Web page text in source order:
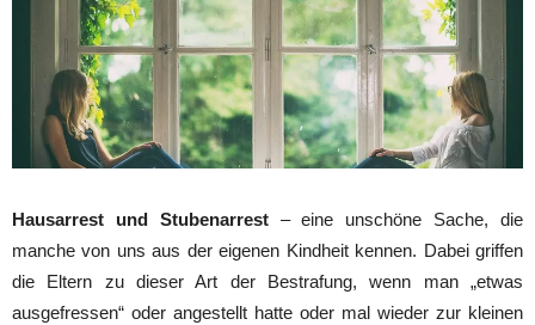
Hausarrest und Stubenarrest– eine unschöne Sache, die
manche von uns aus der eigenen Kindheit kennen. Dabei griffen
die Eltern zu dieser Art der Bestrafung, wenn man „etwas
ausgefressen“ oder angestellt hatte oder mal wieder zur kleinen